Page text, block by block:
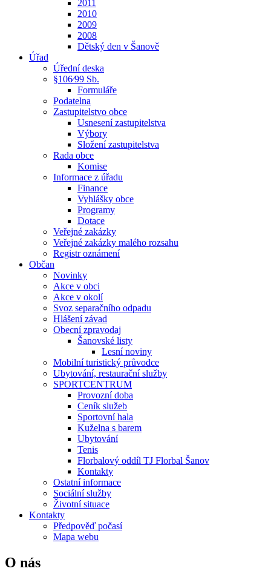
2011
2010
2009
2008
Dětský den v Šanově
Úřad
Úřední deska
§106⁄99 Sb.
Formuláře
Podatelna
Zastupitelstvo obce
Usnesení zastupitelstva
Výbory
Složení zastupitelstva
Rada obce
Komise
Informace z úřadu
Finance
Vyhlášky obce
Programy
Dotace
Veřejné zakázky
Veřejné zakázky malého rozsahu
Registr oznámení
Občan
Novinky
Akce v obci
Akce v okolí
Svoz separačního odpadu
Hlášení závad
Obecní zpravodaj
Šanovské listy
Lesní noviny
Mobilní turistický průvodce
Ubytování, restaurační služby
SPORTCENTRUM
Provozní doba
Ceník služeb
Sportovní hala
Kuželna s barem
Ubytování
Tenis
Florbalový oddíl TJ Florbal Šanov
Kontakty
Ostatní informace
Sociální služby
Životní situace
Kontakty
Předpověď počasí
Mapa webu
O nás